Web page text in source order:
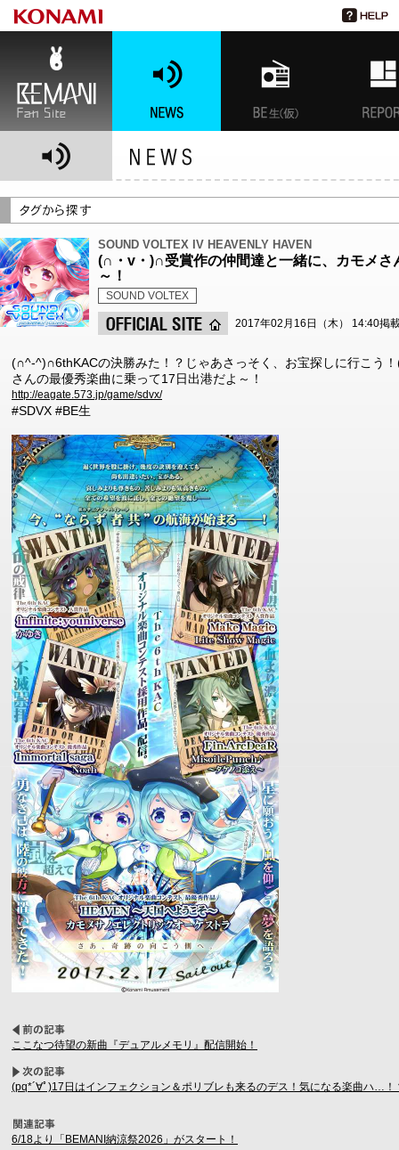
SOUND VOLTEX IV HEAVENLY HAVEN
(∩・v・)∩受賞作の仲間達と一緒に、カモメさ
～！
SOUND VOLTEX
2017年02月16日（木） 14:40掲
(∩^-^)∩6thKACの決勝みた！？じゃあさっそく、お宝探しに行こう
さんの最優秀楽曲に乗って17日出港だよ～！
http://eagate.573.jp/game/sdvx/
#SDVX #BE生
ここなつ待望の新曲『デュアルメモリ』配信開始！
(pq*´∀ﾟ)17日はインフェクション＆ポリブレも来るのデス！気になる楽曲ハ…！
6/18より「BEMANI納涼祭2026」がスタート！